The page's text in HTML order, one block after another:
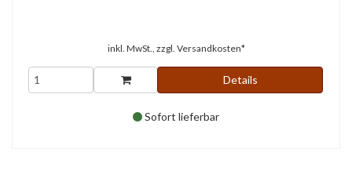
inkl. MwSt., zzgl. Versandkosten*
Details
Sofort lieferbar